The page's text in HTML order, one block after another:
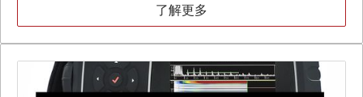
了解更多